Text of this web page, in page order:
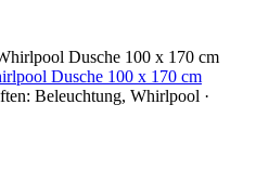
Dusche 100 x 170 cm
Beleuchtung, Whirlpool ·